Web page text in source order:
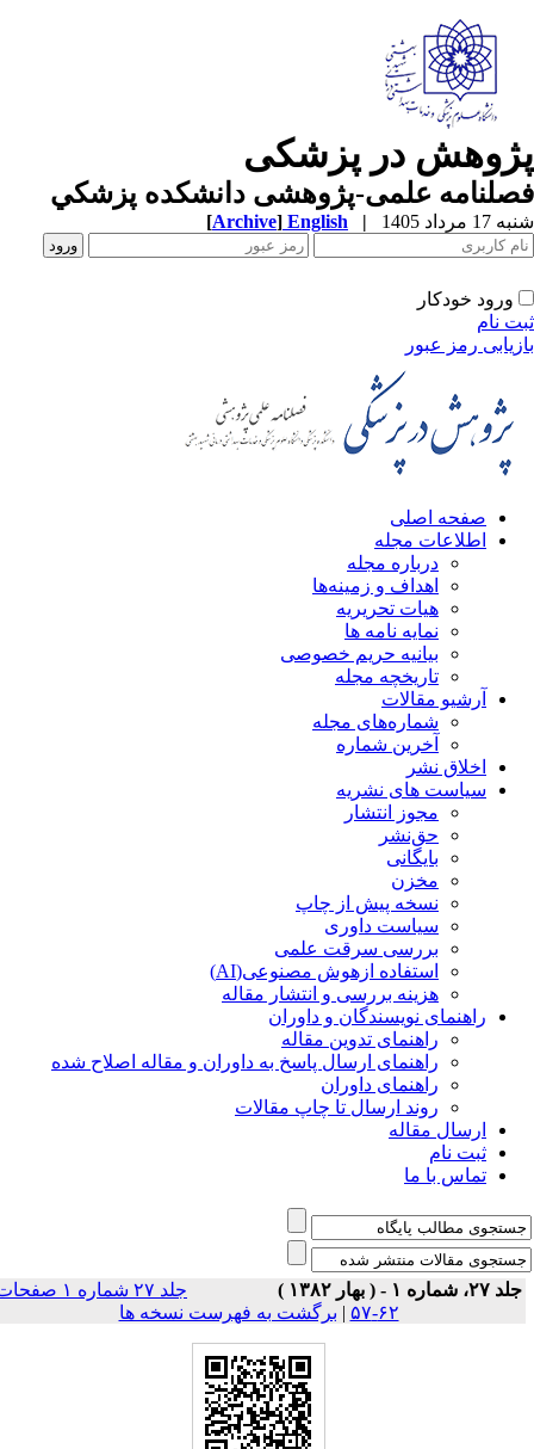
در پزشکی
علمی-پژوهشی دانشکده پزشکي
مرداد 1405 |
English
[Archive]
ورود خودکار
نام
رمز عبور
صفحه اصلی
اطلاعات مجله
درباره مجله
اهداف و زمینه‌ها
هیات تحریریه
نمایه نامه ها
بیانیه حریم خصوصی
تاریخچه مجله
آرشیو مقالات
شماره‌های مجله
آخرین شماره
اخلاق نشر
سیاست های نشریه
مجوز انتشار
حق‌نشر
بایگانی
مخزن
نسخه پیش از چاپ
سیاست داوری
بررسی سرقت علمی
استفاده ازهوش مصنوعی(AI)
هزینه بررسی و انتشار مقاله
راهنمای نویسندگان و داوران
راهنمای تدوین مقاله
راهنمای ارسال پاسخ به داوران و مقاله اصلاح شده
راهنمای داوران
روند ارسال تا چاپ مقالات
ارسال مقاله
ثبت نام
تماس با ما
شماره ۱ - ( بهار ۱۳۸۲ )
جلد ۲۷ شماره ۱ صفحات
۶۲-۵۷
|برگشت به فهرست نسخه ها